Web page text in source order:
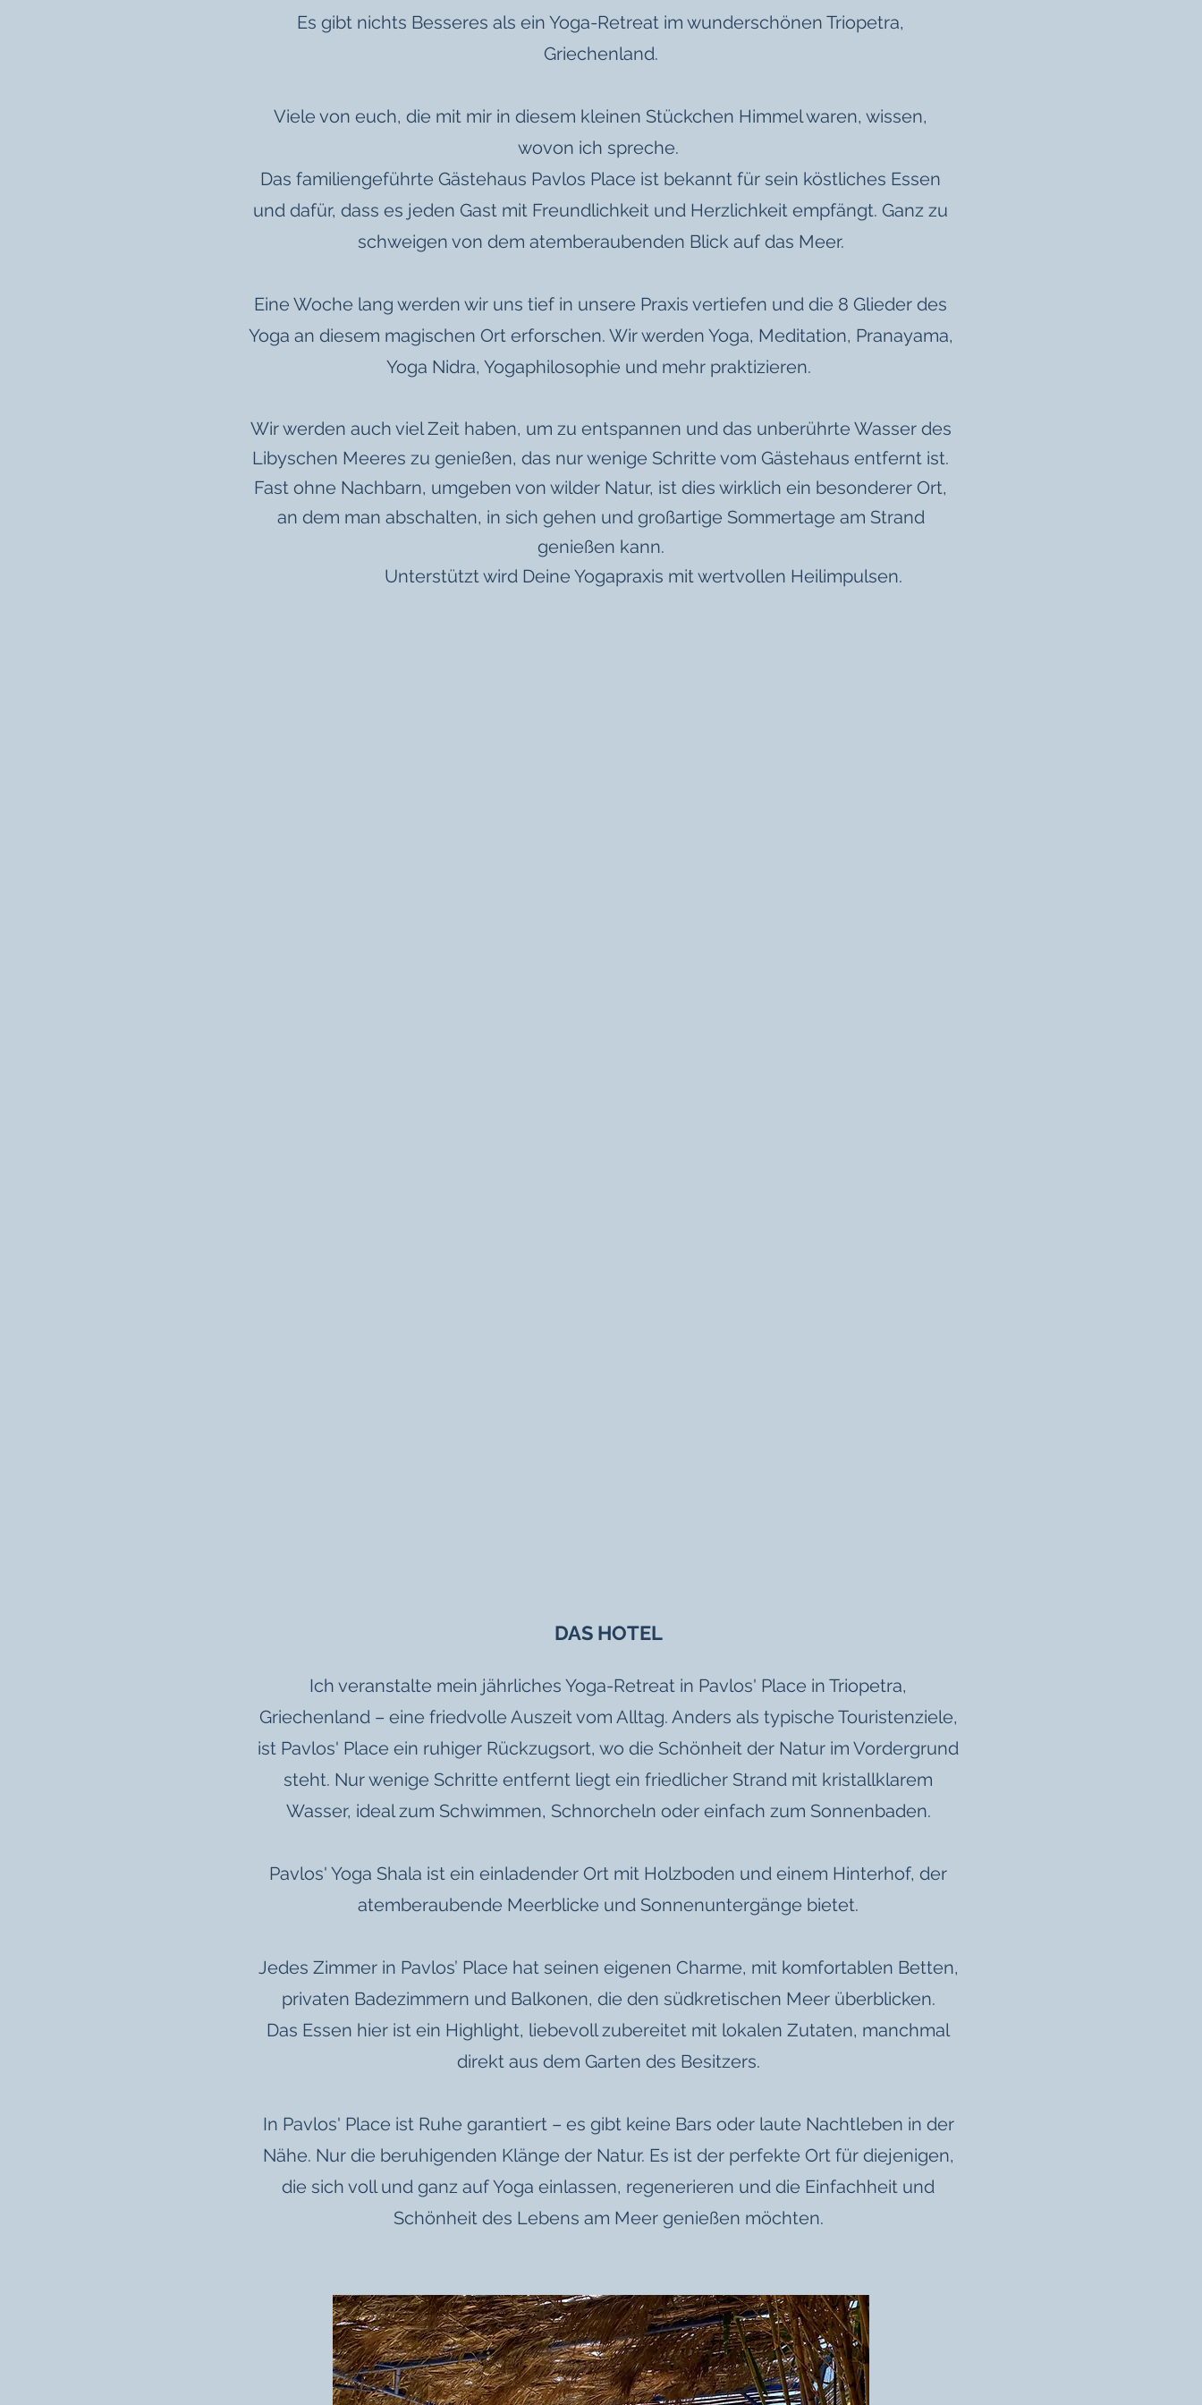
Es gibt nichts Besseres als ein Yoga-Retreat im wunderschönen Triopetra,
Griechenland.
Viele von euch, die mit mir in diesem kleinen Stückchen Himmel waren, wissen,
wovon ich spreche.
Das familiengeführte Gästehaus Pavlos Place ist bekannt für sein köstliches Essen
und dafür, dass es jeden Gast mit Freundlichkeit und Herzlichkeit empfängt. Ganz zu
schweigen von dem atemberaubenden Blick auf das Meer.
Eine Woche lang werden wir uns tief in unsere Praxis vertiefen und die 8 Glieder des
Yoga an diesem magischen Ort erforschen. Wir werden Yoga, Meditation, Pranayama,
Yoga Nidra, Yogaphilosophie und mehr praktizieren.
Wir werden auch viel Zeit haben, um zu entspannen und das unberührte Wasser des
Libyschen Meeres zu genießen, das nur wenige Schritte vom Gästehaus entfernt ist.
Fast ohne Nachbarn, umgeben von wilder Natur, ist dies wirklich ein besonderer Ort,
an dem man abschalten, in sich gehen und großartige Sommertage am Strand
genießen kann.
Unterstützt wird Deine Yogapraxis mit wertvollen Heilimpulsen.
DAS HOTEL
Ich veranstalte mein jährliches Yoga-Retreat in Pavlos' Place in Triopetra,
Griechenland – eine friedvolle Auszeit vom Alltag. Anders als typische Touristenziele,
ist Pavlos' Place ein ruhiger Rückzugsort, wo die Schönheit der Natur im Vordergrund
steht. Nur wenige Schritte entfernt liegt ein friedlicher Strand mit kristallklarem
Wasser, ideal zum Schwimmen, Schnorcheln oder einfach zum Sonnenbaden.
Pavlos' Yoga Shala ist ein einladender Ort mit Holzboden und einem Hinterhof, der
atemberaubende Meerblicke und Sonnenuntergänge bietet.
Jedes Zimmer in Pavlos’ Place hat seinen eigenen Charme, mit komfortablen Betten,
privaten Badezimmern und Balkonen, die den südkretischen Meer überblicken.
Das Essen hier ist ein Highlight, liebevoll zubereitet mit lokalen Zutaten, manchmal
direkt aus dem Garten des Besitzers.
In Pavlos' Place ist Ruhe garantiert – es gibt keine Bars oder laute Nachtleben in der
Nähe. Nur die beruhigenden Klänge der Natur. Es ist der perfekte Ort für diejenigen,
die sich voll und ganz auf Yoga einlassen, regenerieren und die Einfachheit und
Schönheit des Lebens am Meer genießen möchten.